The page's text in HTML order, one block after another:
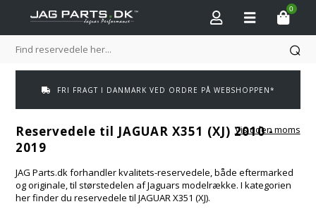
0
RING 82307007 FOR ORIGINALE JAGUAR RESERVEDELE
Reservedele til JAGUAR X351 (XJ) 2010 -
2019
JAG Parts.dk forhandler kvalitets-reservedele, både eftermarked
og originale, til størstedelen af Jaguars modelrække. I kategorien
her finder du reservedele til JAGUAR X351 (XJ).
Vis uden moms